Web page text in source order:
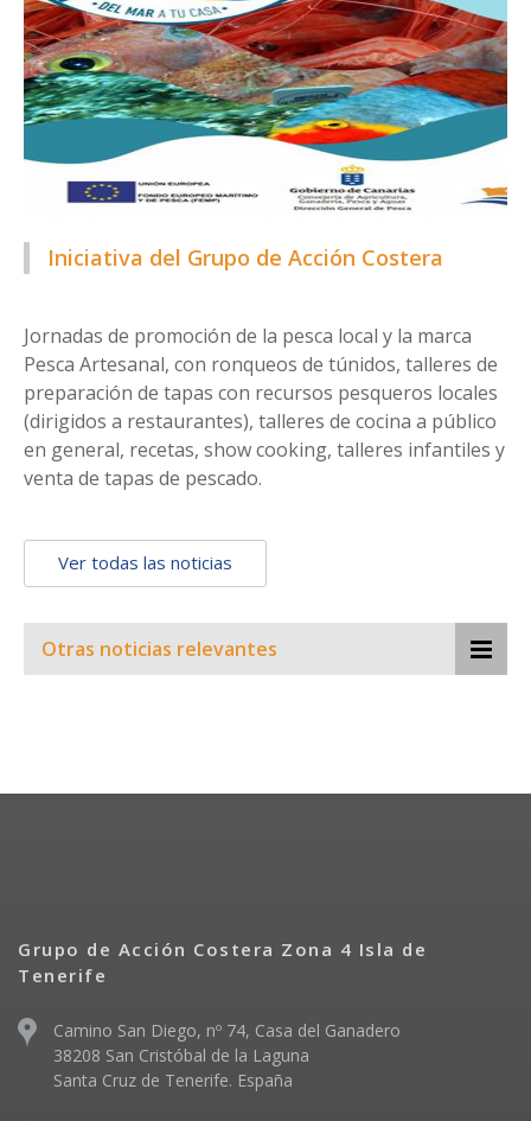
Iniciativa del Grupo de Acción Costera
Jornadas de promoción de la pesca local y la marca
Pesca Artesanal, con ronqueos de túnidos, talleres de
preparación de tapas con recursos pesqueros locales
(dirigidos a restaurantes), talleres de cocina a público
en general, recetas, show cooking, talleres infantiles y
venta de tapas de pescado.
Ver todas las noticias
Otras noticias relevantes
Grupo de Acción Costera Zona 4 Isla de
Tenerife
Camino San Diego, nº 74, Casa del Ganadero
38208 San Cristóbal de la Laguna
Santa Cruz de Tenerife. España